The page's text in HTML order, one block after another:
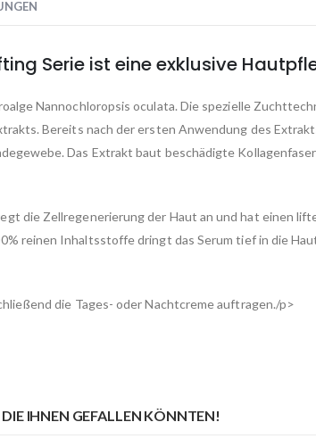
Serie ist eine exklusive
Nannochloropsis oculata. Die spezielle
Bereits nach der ersten Anwendung des
Das Extrakt baut beschädigte
die Zellregenerierung der Haut an und hat einen
reinen Inhaltsstoffe dringt das Serum tief in die
die Tages- oder Nachtcreme auftragen./p>
IHNEN GEFALLEN KÖNNTEN!